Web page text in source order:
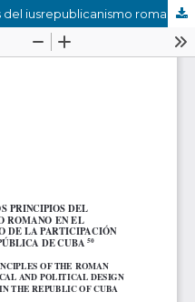
La recepción de los principios del iusrepublicanismo romano en el diseño político-jurídico de la participación ciudadana en la república de cuba